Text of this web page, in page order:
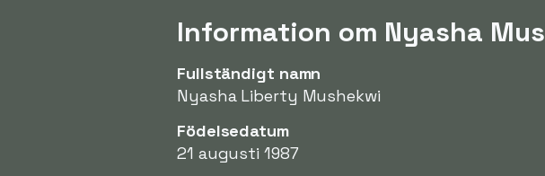
Information om Nyasha
Fullständigt namn
Nyasha Liberty Mushekwi
Födelsedatum
21 augusti 1987